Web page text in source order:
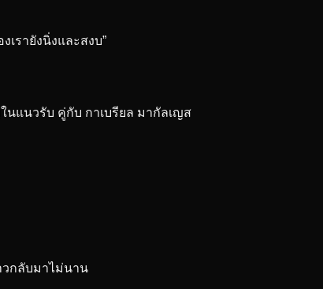
เรายังนิ่งและสงบ”
นแนวรับ คู่กับ กาเบรียล มากัลเญส
วกลับมาไม่นาน